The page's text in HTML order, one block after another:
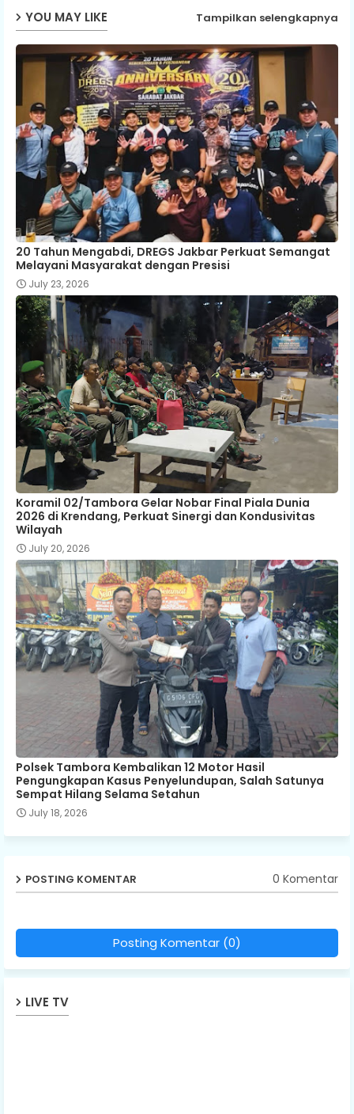
p
YOU MAY LIKE Tampilkan selengkapnya
20 Tahun Mengabdi, DREGS Jakbar Perkuat Semangat
Melayani Masyarakat dengan Presisi
July 23, 2026
Koramil 02/Tambora Gelar Nobar Final Piala Dunia
2026 di Krendang, Perkuat Sinergi dan Kondusivitas
Wilayah
July 20, 2026
Polsek Tambora Kembalikan 12 Motor Hasil
Pengungkapan Kasus Penyelundupan, Salah Satunya
Sempat Hilang Selama Setahun
July 18, 2026
POSTING KOMENTAR 0 Komentar
Posting Komentar (0)
LIVE TV